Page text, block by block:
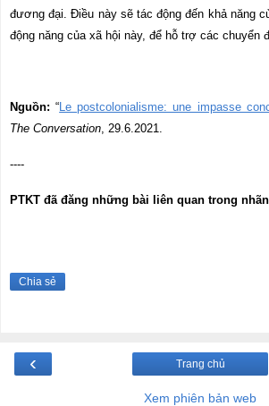
đương đại. Điều này sẽ tác động đến khả năng
động năng của xã hội này, để hỗ trợ các chuyển
Nguồn: “Le postcolonialisme: une impasse
The Conversation , 29.6.2021.
----
PTKT đã đăng những bài liên quan trong
Chia sẻ
‹ Trang chủ
Xem phiên bản web